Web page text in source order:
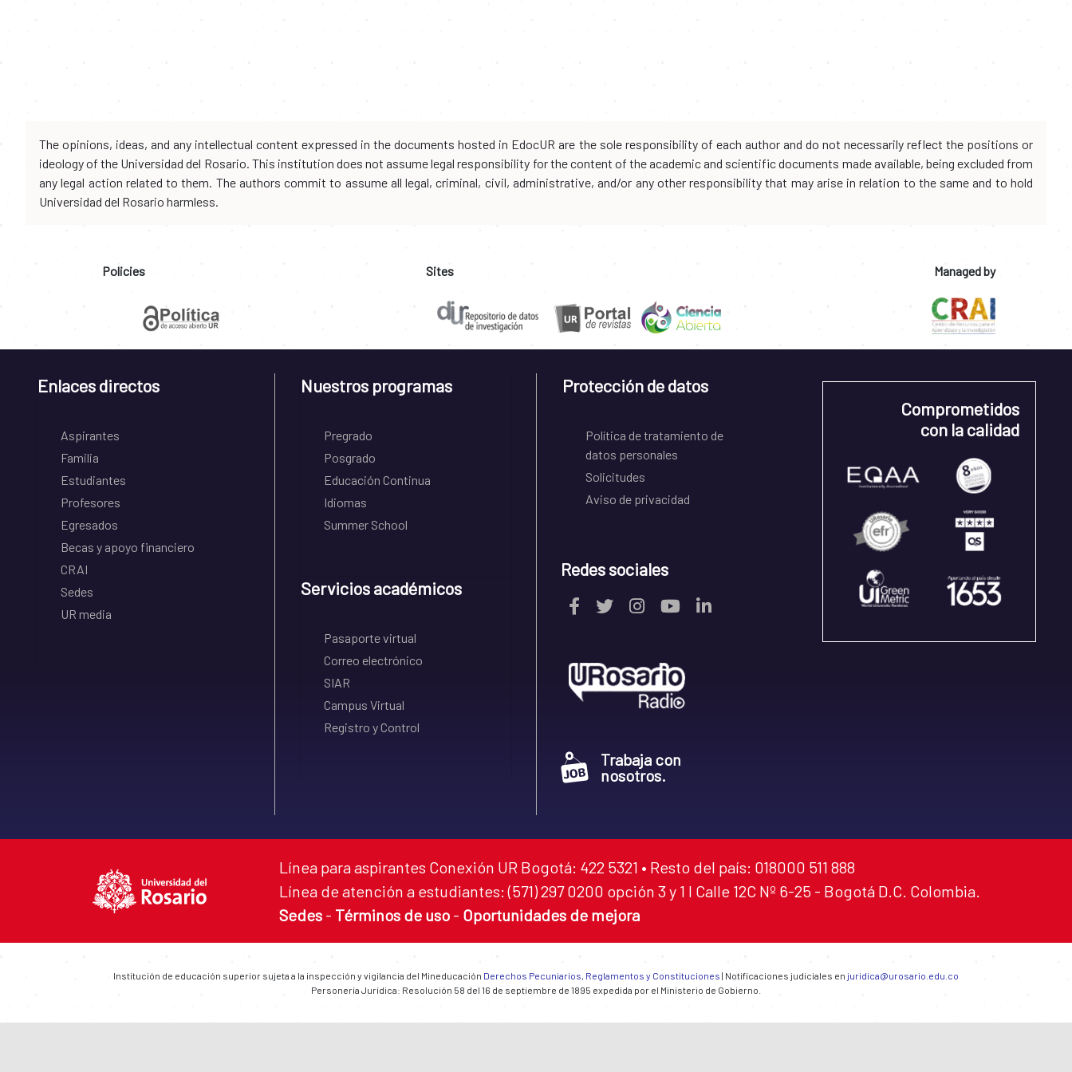
The opinions, ideas, and any intellectual content expressed in the documents hosted in EdocUR are the sole responsibility of each author and do not necessarily reflect the positions or
ideology of the Universidad del Rosario. This institution does not assume legal responsibility for the content of the academic and scientific documents made available, being excluded from
any legal action related to them. The authors commit to assume all legal, criminal, civil, administrative, and/or any other responsibility that may arise in relation to the same and to hold
Universidad del Rosario harmless.
Policies Sites Managed by
Enlaces directos
Aspirantes
Familia
Estudiantes
Profesores
Egresados
Becas y apoyo financiero
CRAI
Sedes
UR media
Nuestros programas
Pregrado
Posgrado
Educación Continua
Idiomas
Summer School
Servicios académicos
Pasaporte virtual
Correo electrónico
SIAR
Campus Virtual
Registro y Control
Protección de datos
Política de tratamiento de
datos personales
Solicitudes
Aviso de privacidad
Redes sociales
Trabaja con
nosotros.
Comprometidos
con la calidad
Línea para aspirantes Conexión UR Bogotá: 422 5321 • Resto del país: 018000 511 888
Línea de atención a estudiantes: (571) 297 0200 opción 3 y 1 I Calle 12C Nº 6-25 - Bogotá D.C. Colombia.
Sedes - Términos de uso - Oportunidades de mejora
Institución de educación superior sujeta a la inspección y vigilancia del Mineducación Derechos Pecuniarios, Reglamentos y Constituciones | Notificaciones judiciales en juridica@urosario.edu.co
Personería Jurídica: Resolución 58 del 16 de septiembre de 1895 expedida por el Ministerio de Gobierno.